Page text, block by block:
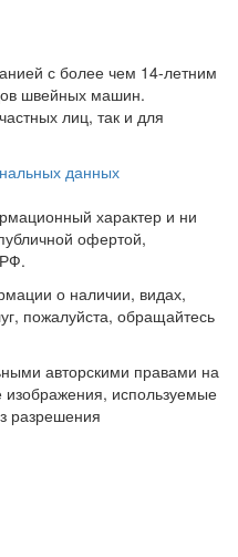
с более чем 14-летним
швейных машин.
лиц, так и для
данных
характер и ни
офертой,
о наличии, видах,
пожалуйста, обращайтесь
авторскими правами на
используемые
разрешения